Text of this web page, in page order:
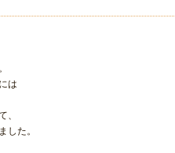
は
、
した。